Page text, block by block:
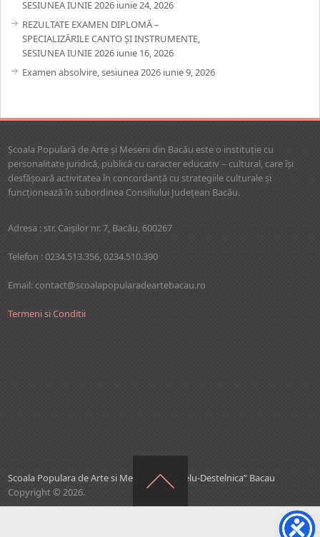
SESIUNEA IUNIE 2026 iunie 24, 2026
REZULTATE EXAMEN DIPLOMĂ –
SPECIALIZĂRILE CANTO ȘI INSTRUMENTE,
SESIUNEA IUNIE 2026 iunie 16, 2026
Examen absolvire, sesiunea 2026 iunie 9, 2026
Şcoala Populară de Arte şi Meserii din Bacău este o instituţie cu
personalitate juridică, publică cu caracter educativ – cultural, care îşi
desfăşoară activitatea în concordanţă cu strategiile culturale şi
funcţionează în subordinea Consiliului Judeţean Bacău.
Adresa : str. Caişilor nr. 7, Bacău, 600267
Telefon : 0234.513.356, 0234.510.390
Email: contact@scoalapopularadeartebacau.ro
Termeni si Conditii
Scoala Populara de Arte si Meserii ”Ion Ghelu-Destelnica” Bacau
Copyright © 2026.